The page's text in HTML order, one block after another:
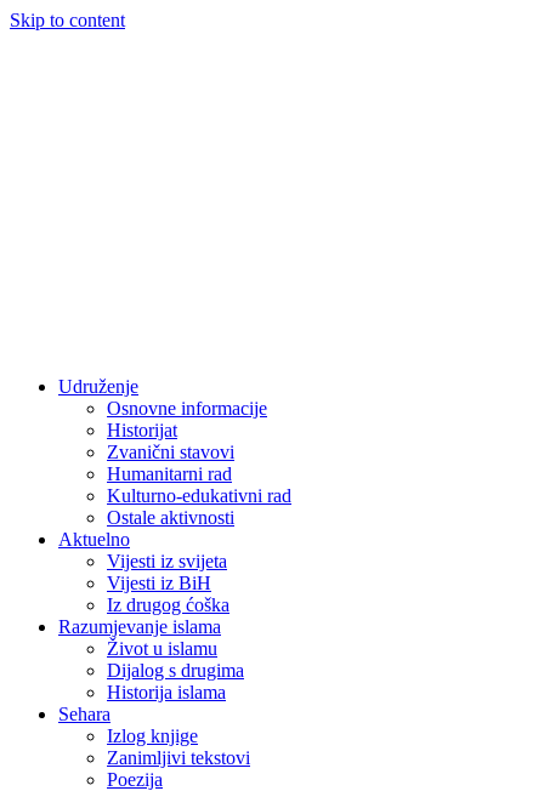
Skip to content
Udruženje
Osnovne informacije
Historijat
Zvanični stavovi
Humanitarni rad
Kulturno-edukativni rad
Ostale aktivnosti
Aktuelno
Vijesti iz svijeta
Vijesti iz BiH
Iz drugog ćoška
Razumjevanje islama
Život u islamu
Dijalog s drugima
Historija islama
Sehara
Izlog knjige
Zanimljivi tekstovi
Poezija